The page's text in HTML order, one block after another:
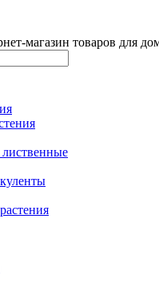
магазин товаров для